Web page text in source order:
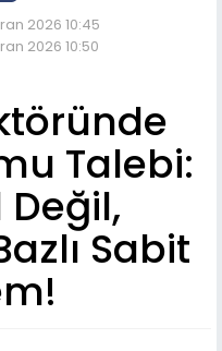
2026 10:45
2026 10:50
Talebi:
Sabit